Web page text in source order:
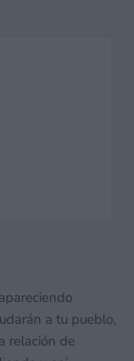
a tu pueblo,
relación de